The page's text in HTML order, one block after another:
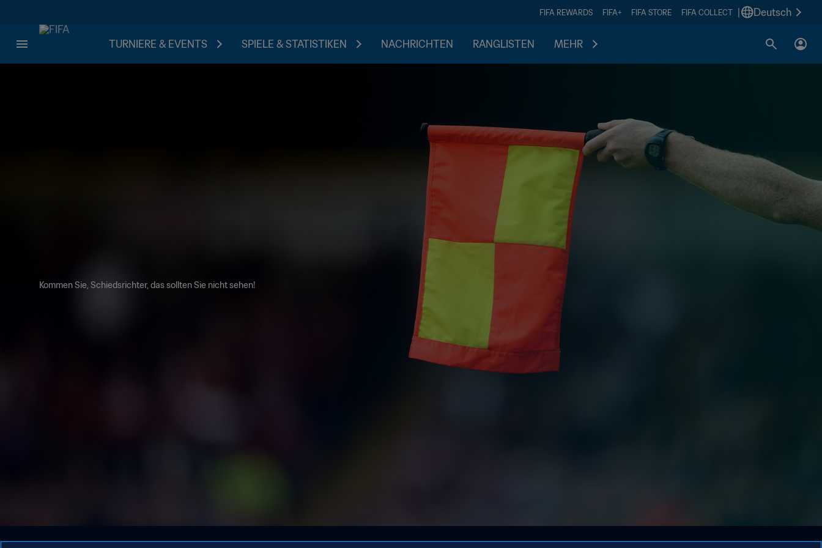
FIFA REWARDS FIFA+ FIFA STORE FIFA COLLECT Deutsch
TURNIERE & EVENTS SPIELE & STATISTIKEN NACHRICHTEN RANGLISTEN MEHR
Kommen Sie, Schiedsrichter, das sollten Sie nicht sehen!